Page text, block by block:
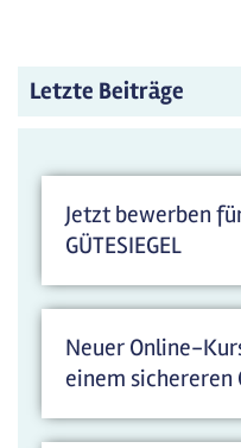
Letzte Beiträge
Jetzt bewerben
GÜTESIEGEL
Neuer Online-
einem